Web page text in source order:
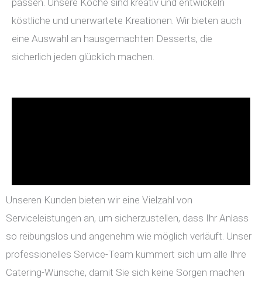
passen. Unsere Köche sind kreativ und entwickeln
köstliche und unerwartete Kreationen. Wir bieten auch
eine Auswahl an hausgemachten Desserts, die
sicherlich jeden glücklich machen.
Unseren Kunden bieten wir eine Vielzahl von
Serviceleistungen an, um sicherzustellen, dass Ihr Anlass
so reibungslos und angenehm wie möglich verläuft. Unser
professionelles Service-Team kümmert sich um alle Ihre
Catering-Wünsche, damit Sie sich keine Sorgen machen